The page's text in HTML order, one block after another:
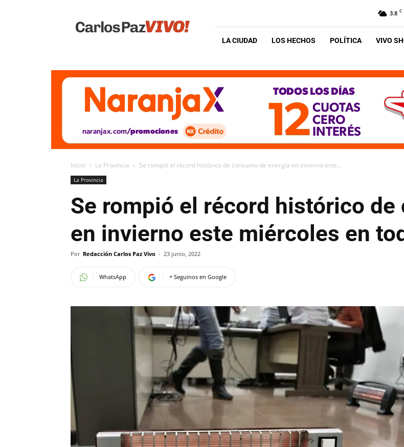
Vivo
3.8 C
LA CIUDAD LOS HECHOS POLÍTICA VIVO
Inicio La Provincia Se rompió el récord histórico de consumo de energía en invierno este...
La Provincia
Se rompió el récord histórico de
en invierno este miércoles en
Por Redacción Carlos Paz Vivo - 23 junio, 2022
WhatsApp + Seguinos en Google